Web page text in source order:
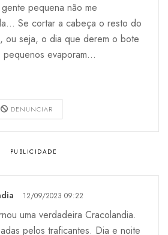
pequena não me
Se cortar a cabeça o resto do
ou seja, o dia que derem o bote
evaporam...
DENUNCIAR
12/09/2023 09:22
uma verdadeira Cracolandia.
pelos traficantes. Dia e noite